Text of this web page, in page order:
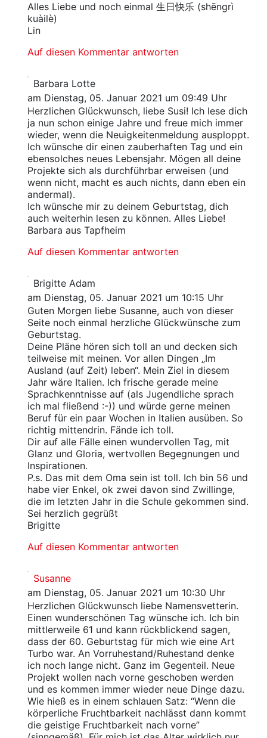
Alles Liebe und noch einmal 生日快乐 (shēngrì
kuàilè)
Lin
Auf diesen Kommentar antworten
Barbara Lotte
am Dienstag, 05. Januar 2021 um 09:49 Uhr
Herzlichen Glückwunsch, liebe Susi! Ich lese dich
ja nun schon einige Jahre und freue mich immer
wieder, wenn die Neuigkeitenmeldung ausploppt.
Ich wünsche dir einen zauberhaften Tag und ein
ebensolches neues Lebensjahr. Mögen all deine
Projekte sich als durchführbar erweisen (und
wenn nicht, macht es auch nichts, dann eben ein
andermal).
Ich wünsche mir zu deinem Geburtstag, dich
auch weiterhin lesen zu können. Alles Liebe!
Barbara aus Tapfheim
Auf diesen Kommentar antworten
Brigitte Adam
am Dienstag, 05. Januar 2021 um 10:15 Uhr
Guten Morgen liebe Susanne, auch von dieser
Seite noch einmal herzliche Glückwünsche zum
Geburtstag.
Deine Pläne hören sich toll an und decken sich
teilweise mit meinen. Vor allen Dingen „Im
Ausland (auf Zeit) leben“. Mein Ziel in diesem
Jahr wäre Italien. Ich frische gerade meine
Sprachkenntnisse auf (als Jugendliche sprach
ich mal fließend :-)) und würde gerne meinen
Beruf für ein paar Wochen in Italien ausüben. So
richtig mittendrin. Fände ich toll.
Dir auf alle Fälle einen wundervollen Tag, mit
Glanz und Gloria, wertvollen Begegnungen und
Inspirationen.
P.s. Das mit dem Oma sein ist toll. Ich bin 56 und
habe vier Enkel, ok zwei davon sind Zwillinge,
die im letzten Jahr in die Schule gekommen sind.
Sei herzlich gegrüßt
Brigitte
Auf diesen Kommentar antworten
Susanne
am Dienstag, 05. Januar 2021 um 10:30 Uhr
Herzlichen Glückwunsch liebe Namensvetterin.
Einen wunderschönen Tag wünsche ich. Ich bin
mittlerweile 61 und kann rückblickend sagen,
dass der 60. Geburtstag für mich wie eine Art
Turbo war. An Vorruhestand/Ruhestand denke
ich noch lange nicht. Ganz im Gegenteil. Neue
Projekt wollen nach vorne geschoben werden
und es kommen immer wieder neue Dinge dazu.
Wie hieß es in einem schlauen Satz: “Wenn die
körperliche Fruchtbarkeit nachlässt dann kommt
die geistige Fruchtbarkeit nach vorne”